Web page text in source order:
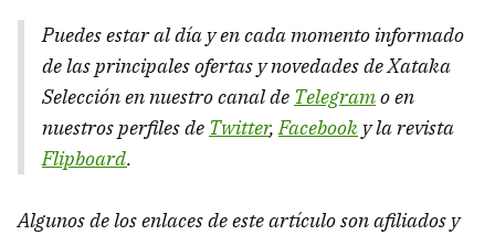
Puedes estar al día y en cada momento informado
de las principales ofertas y novedades de Xataka
Selección en nuestro canal de Telegramo en
nuestros perfiles de Twitter,Facebook y la revista
Flipboard.
Algunos de los enlaces de este artículo son afiliados y